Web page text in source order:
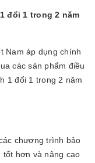
đổi 1 trong 2 năm
Nam áp dụng chính
các sản phẩm điều
1 đổi 1 trong 2 năm
chương trình bảo
hơn và nâng cao